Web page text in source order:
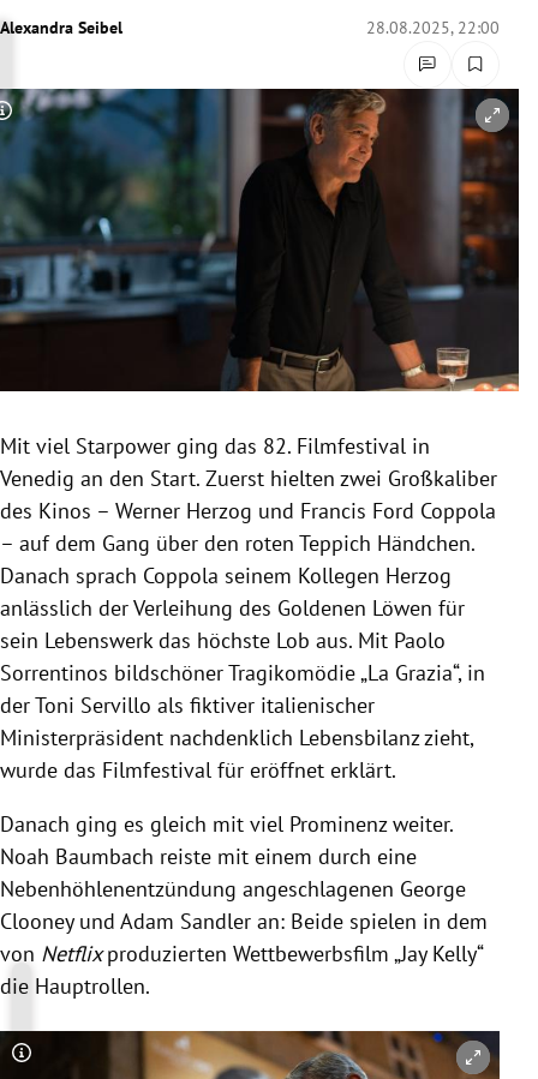
Untermenü
Untermenü
Untermenü
Untermenü
Untermenü
Untermenü
Untermenü
Alexandra Seibel 28.08.2025, 22:00
Copyright-Hinweis öffnen/schließen
Mit viel Starpower ging das 82. Filmfestival in
Venedig an den Start. Zuerst hielten zwei Großkaliber
des Kinos – Werner Herzog und Francis Ford Coppola
– auf dem Gang über den roten Teppich Händchen.
Danach sprach Coppola seinem Kollegen Herzog
anlässlich der Verleihung des Goldenen Löwen für
sein Lebenswerk das höchste Lob aus. Mit Paolo
Sorrentinos bildschöner Tragikomödie „La Grazia“, in
der Toni Servillo als fiktiver italienischer
Ministerpräsident nachdenklich Lebensbilanz zieht,
wurde das Filmfestival für eröffnet erklärt.
Danach ging es gleich mit viel Prominenz weiter.
Noah Baumbach reiste mit einem durch eine
Nebenhöhlenentzündung angeschlagenen George
Clooney und Adam Sandler an: Beide spielen in dem
von Netflixproduzierten Wettbewerbsfilm „Jay Kelly“
die Hauptrollen.
Copyright-Hinweis öffnen/schließen